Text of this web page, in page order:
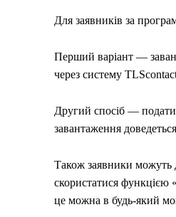
Для заявників за
Перший варіант —
через систему
Другий спосіб — подати
завантаження
Також заявники можуть
скористатися функцією
це можна в будь-який